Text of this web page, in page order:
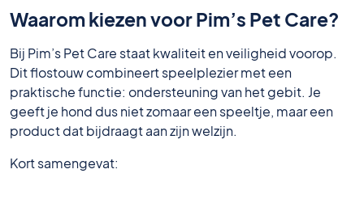
Waarom kiezen voor Pim’s Pet Care?
Bij Pim’s Pet Care staat kwaliteit en veiligheid voorop.
Dit flostouw combineert speelplezier met een
praktische functie: ondersteuning van het gebit. Je
geeft je hond dus niet zomaar een speeltje, maar een
product dat bijdraagt aan zijn welzijn.
Kort samengevat: